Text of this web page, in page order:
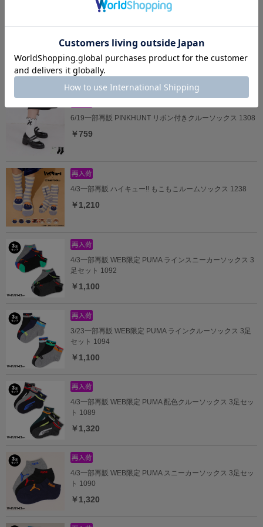
5/18一部再販 PINKHUNT ロゴラインクルーソックス 1312
￥759
6/19一部再販 PINKHUNT リボン付きクルーソックス 1308
￥759
4/3一部再販 ハイキュー!! もこもこルームソックス 1238
￥1,210
4/3一部再販 WEB限定 PUMA ラインスニーカーソックス 3
足セット 1092
￥1,100
3/23一部再販 WEB限定 PUMA ラインクルーソックス 3足
セット 1094
￥1,100
4/3一部再販 WEB限定 PUMA 配色クルーソックス 3足セッ
ト 1089
￥1,320
4/3一部再販 WEB限定 PUMA スニーカーソックス 3足セッ
ト 1090
￥1,320